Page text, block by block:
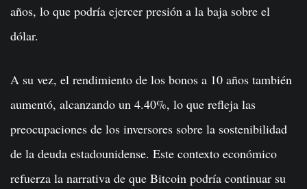
años, lo que podría ejercer presión a la baja sobre el
dólar.
A su vez, el rendimiento de los bonos a 10 años también
aumentó, alcanzando un 4.40%, lo que refleja las
preocupaciones de los inversores sobre la sostenibilidad
de la deuda estadounidense. Este contexto económico
refuerza la narrativa de que Bitcoin podría continuar su